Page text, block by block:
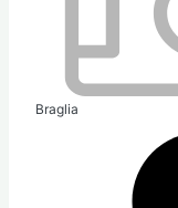
Braglia